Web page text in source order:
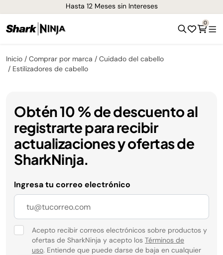
Hasta 12 Meses sin Intereses
0
Inicio Comprar por marca
Cuidado del cabello
Estilizadores de cabello
Obtén 10 % de descuento al
registrarte para recibir
actualizaciones y ofertas de
SharkNinja.
Ingresa tu correo electrónico
Acepto recibir correos electrónicos sobre productos y
ofertas de SharkNinja y acepto los Términos de
uso. Entiende que puede darse de baja en cualquier